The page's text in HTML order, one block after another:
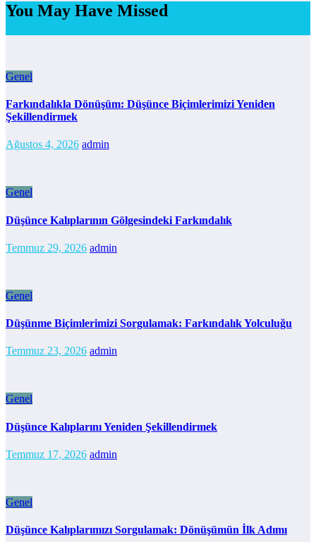
You May Have Missed
Genel
Farkındalıkla Dönüşüm: Düşünce Biçimlerimizi Yeniden
Şekillendirmek
Ağustos 4, 2026 admin
Genel
Düşünce Kalıplarının Gölgesindeki Farkındalık
Temmuz 29, 2026 admin
Genel
Düşünme Biçimlerimizi Sorgulamak: Farkındalık Yolculuğu
Temmuz 23, 2026 admin
Genel
Düşünce Kalıplarını Yeniden Şekillendirmek
Temmuz 17, 2026 admin
Genel
Düşünce Kalıplarımızı Sorgulamak: Dönüşümün İlk Adımı